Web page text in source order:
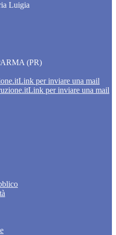
Luigia
(PR)
Link per inviare una mail
Link per inviare una mail